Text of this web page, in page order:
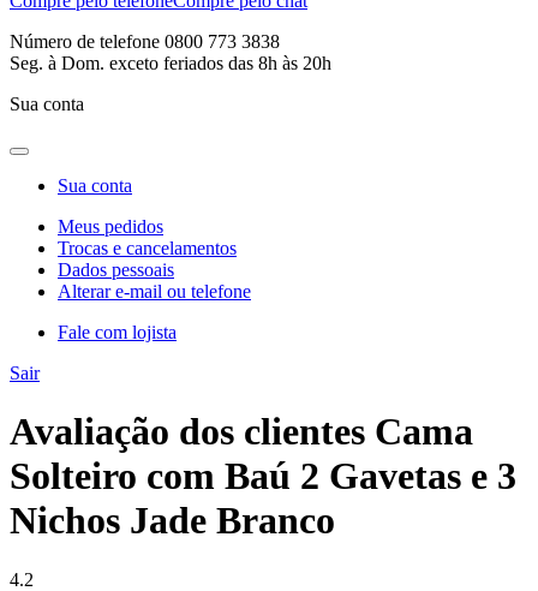
Número de telefone 0800 773 3838
Seg. à Dom. exceto feriados das 8h às 20h
Sua conta
Sua conta
Meus pedidos
Trocas e cancelamentos
Dados pessoais
Alterar e-mail ou telefone
Fale com lojista
Sair
Avaliação dos clientes Cama
Solteiro com Baú 2 Gavetas e 3
Nichos Jade Branco
4.2